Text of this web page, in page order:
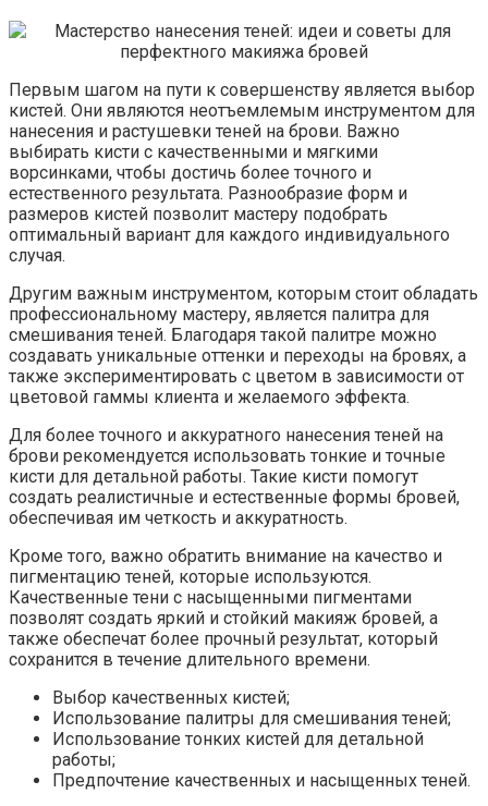
Первым шагом на пути к совершенству является выбор
кистей. Они являются неотъемлемым инструментом для
нанесения и растушевки теней на брови. Важно
выбирать кисти с качественными и мягкими
ворсинками, чтобы достичь более точного и
естественного результата. Разнообразие форм и
размеров кистей позволит мастеру подобрать
оптимальный вариант для каждого индивидуального
случая.
Другим важным инструментом, которым стоит обладать
профессиональному мастеру, является палитра для
смешивания теней. Благодаря такой палитре можно
создавать уникальные оттенки и переходы на бровях, а
также экспериментировать с цветом в зависимости от
цветовой гаммы клиента и желаемого эффекта.
Для более точного и аккуратного нанесения теней на
брови рекомендуется использовать тонкие и точные
кисти для детальной работы. Такие кисти помогут
создать реалистичные и естественные формы бровей,
обеспечивая им четкость и аккуратность.
Кроме того, важно обратить внимание на качество и
пигментацию теней, которые используются.
Качественные тени с насыщенными пигментами
позволят создать яркий и стойкий макияж бровей, а
также обеспечат более прочный результат, который
сохранится в течение длительного времени.
Выбор качественных кистей;
Использование палитры для смешивания теней;
Использование тонких кистей для детальной
работы;
Предпочтение качественных и насыщенных теней.